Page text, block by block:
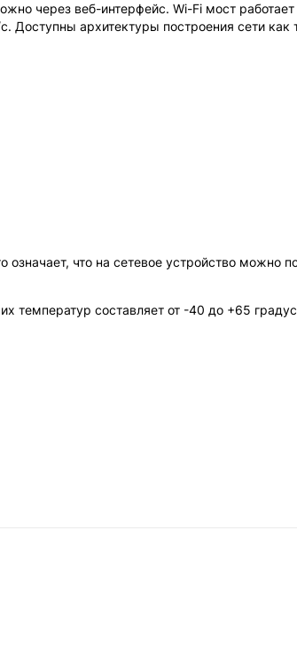
через веб-интерфейс. Wi-Fi мост
архитектуры построения сети как
что на сетевое устройство можно
температур составляет от -40 до +65